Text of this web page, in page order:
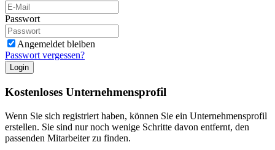
Passwort
Angemeldet bleiben
Passwort vergessen?
Login
Kostenloses Unternehmensprofil
Wenn Sie sich registriert haben, können Sie ein Unternehmensprofil
erstellen. Sie sind nur noch wenige Schritte davon entfernt, den
passenden Mitarbeiter zu finden.